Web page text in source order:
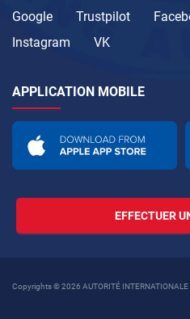
Google Trustpilot
Instagram
VK
APPLICATION MOBILE
EFFECTUER
Copyrights © 2026 AUTORITÉ